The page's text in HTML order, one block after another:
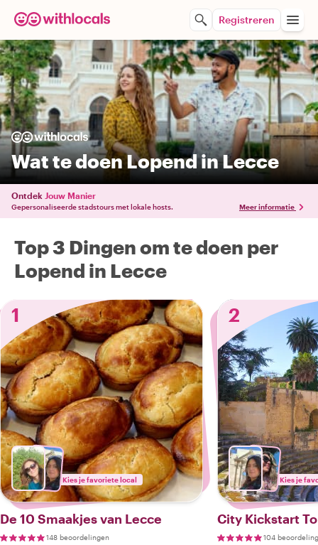
Registreren
Wat te doen Lopend in Lecce
Ontdek Jouw Manier
Gepersonaliseerde stadstours met lokale hosts. Meer informatie
Top 3 Dingen om te doen per
Lopend in Lecce
1
Kies je favoriete local
De 10 Smaakjes van Lecce
148 beoordelingen
2
Kies je
City Kickstart
104